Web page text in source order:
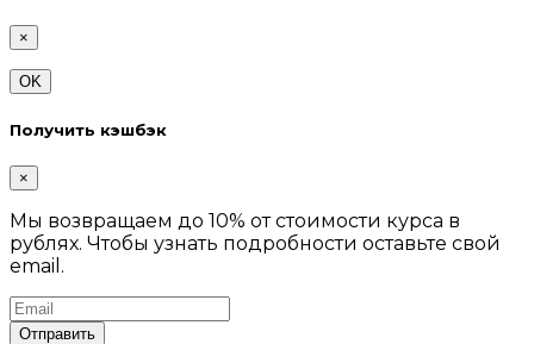
×
OK
Получить кэшбэк
×
Мы возвращаем до 10% от стоимости курса в
рублях. Чтобы узнать подробности оставьте свой
email.
Отправить